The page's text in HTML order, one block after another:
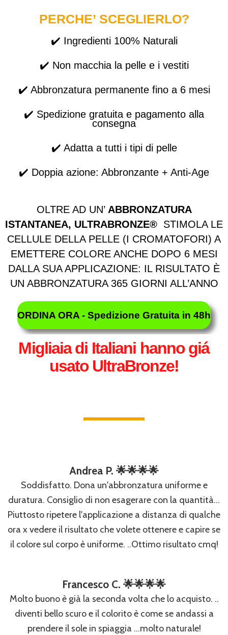
PERCHE’ SCEGLIERLO?
✔️ Ingredienti 100% Naturali
✔️ Non macchia la pelle e i vestiti
✔️ Abbronzatura permanente fino a 6 mesi
✔️ Spedizione gratuita e pagamento alla
consegna
✔️ Adatta a tutti i tipi di pelle
✔️ Doppia azione: Abbronzante + Anti-Age
OLTRE AD UN’ ABBRONZATURA
ISTANTANEA, ULTRABRONZE® STIMOLA LE
CELLULE DELLA PELLE (I CROMATOFORI) A
EMETTERE COLORE ANCHE DOPO 6 MESI
DALLA SUA APPLICAZIONE: IL RISULTATO È
UN ABBRONZATURA 365 GIORNI ALL’ANNO
ORDINA ORA - Spedizione Gratuita in 48h
Migliaia di Italiani hanno giá
usato UltraBronze!
Andrea P. 🌟🌟🌟🌟
Soddisfatto. Dona un'abbronzatura uniforme e
duratura. Consiglio di non esagerare con la quantità...
Piuttosto ripetere l'applicazione a distanza di qualche
ora x vedere il risultato che volete ottenere e capire se
il colore sul corpo è uniforme. ..Ottimo risultato cmq!
Francesco C. 🌟🌟🌟🌟
Molto buono è già la seconda volta che lo acquisto. ..
diventi bello scuro e il colorito è come se andassi a
prendere il sole in spiaggia ...molto naturale!